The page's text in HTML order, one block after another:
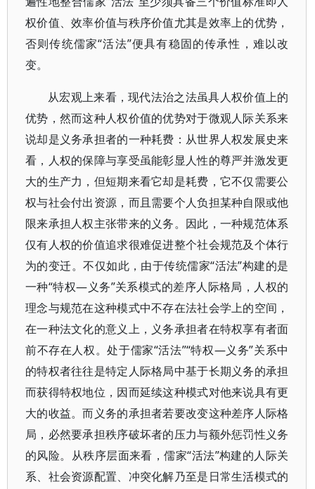
权价值、效率价值与秩序价值尤其是效率上的优势，
否则传统儒家“活法”便具有稳固的传承性，难以改
变。
从宏观上来看，现代法治之法虽具人权价值上的
优势，然而这种人权价值的优势对于微观人际关系来
说却是义务承担者的一种耗费：从世界人权发展史来
看，人权的保障与享受虽能彰显人性的尊严并激发更
大的生产力，但短期来看它却是耗费，它不仅需要公
权与社会付出资源，而且需要个人负担某种自限或他
限来承担人权主张带来的义务。因此，一种规范体系
仅有人权的价值追求很难促进整个社会规范及个体行
为的变迁。不仅如此，由于传统儒家“活法”构建的是
一种“特权—义务”关系模式的差序人际格局，人权的
理念与规范在这种模式中不存在法社会学上的空间，
在一种法文化的意义上，义务承担者在特权享有者面
前不存在人权。处于儒家“活法”“特权—义务”关系中
的特权者往往是特定人际格局中基于长期义务的承担
而获得特权地位，因而延续这种模式对他来说具有更
大的收益。而义务的承担者若要改变这种差序人际格
局，必然要承担秩序破坏者的压力与额外惩罚性义务
的风险。从秩序层面来看，儒家“活法”构建的人际关
系、社会资源配置、冲突化解乃至是日常生活模式的